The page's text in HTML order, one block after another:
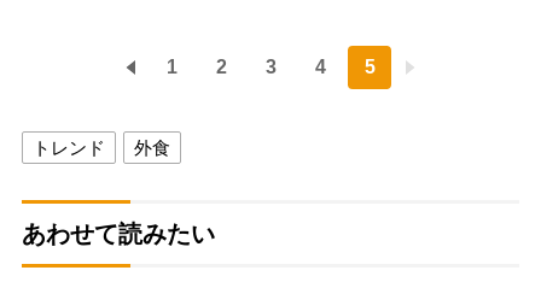
1 2 3 4 5
トレンド 外食
あわせて読みたい